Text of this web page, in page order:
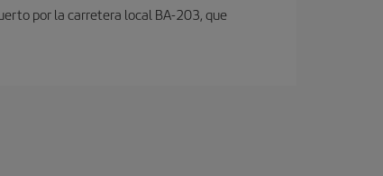
por la carretera local BA-203, que